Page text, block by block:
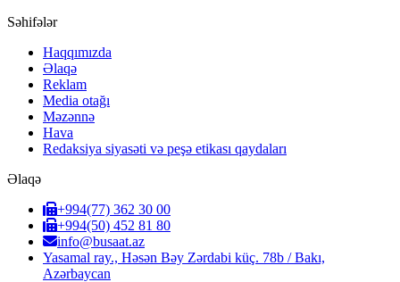
Səhifələr
Haqqımızda
Əlaqə
Reklam
Media otağı
Məzənnə
Hava
Redaksiya siyasəti və peşə etikası qaydaları
Əlaqə
+994(77) 362 30 00
+994(50) 452 81 80
info@busaat.az
Yasamal ray., Həsən Bəy Zərdabi küç. 78b / Bakı,
Azərbaycan